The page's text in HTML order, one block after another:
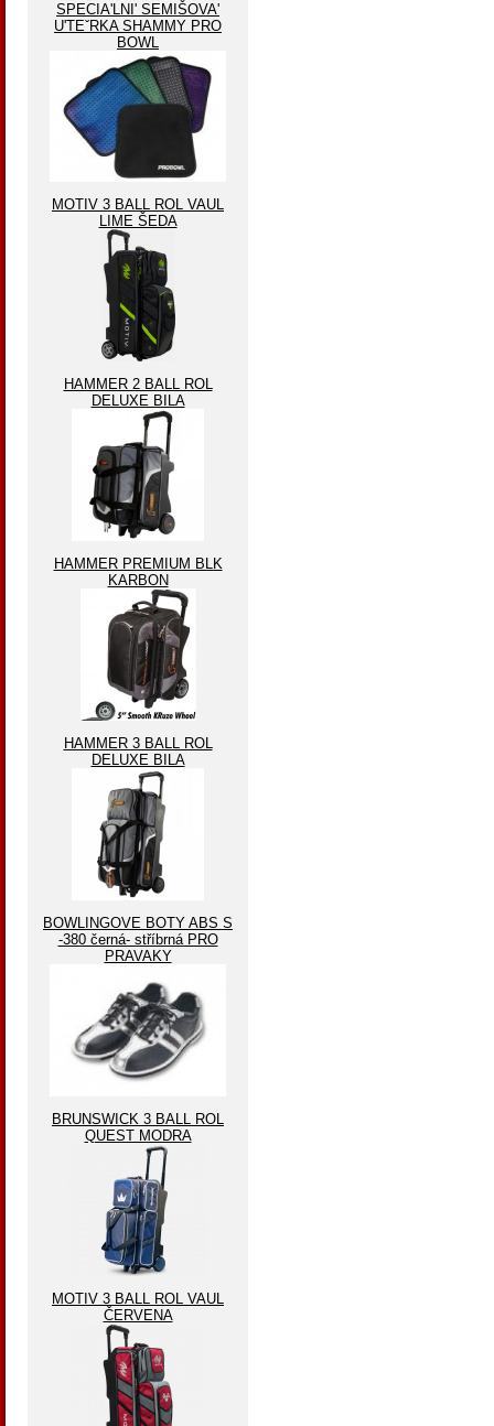
SPECIA'LNI' SEMIŠOVA'
U'TEˇRKA SHAMMY PRO
BOWL
MOTIV 3 BALL ROL VAUL
LIME ŠEDA
HAMMER 2 BALL ROL
DELUXE BILA
HAMMER PREMIUM BLK
KARBON
HAMMER 3 BALL ROL
DELUXE BILA
BOWLINGOVE BOTY ABS S
-380 černá- stříbrná PRO
PRAVAKY
BRUNSWICK 3 BALL ROL
QUEST MODRA
MOTIV 3 BALL ROL VAUL
ČERVENA